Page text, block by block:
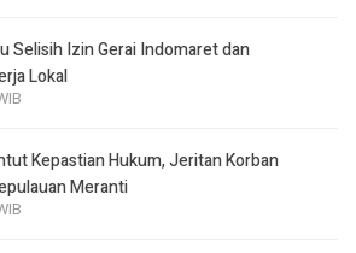
Selisih Izin Gerai Indomaret dan
Lokal
Kepastian Hukum, Jeritan Korban
Meranti